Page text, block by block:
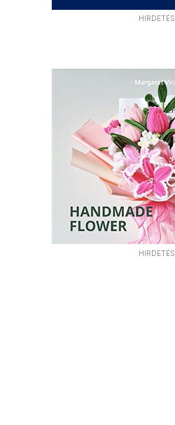
HIRDETÉS
HIRDETÉS